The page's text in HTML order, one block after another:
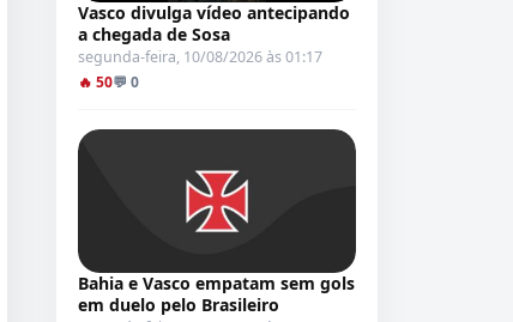
Vasco divulga vídeo antecipando
a chegada de Sosa
segunda-feira, 10/08/2026 às 01:17
🔥 50💬 0
Bahia e Vasco empatam sem gols
em duelo pelo Brasileiro